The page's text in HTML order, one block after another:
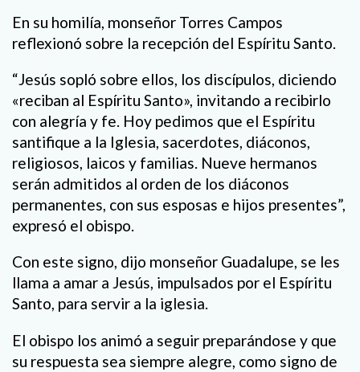
En su homilía, monseñor Torres Campos
reflexionó sobre la recepción del Espíritu Santo.
“Jesús sopló sobre ellos, los discípulos, diciendo
«reciban al Espíritu Santo», invitando a recibirlo
con alegría y fe. Hoy pedimos que el Espíritu
santifique a la Iglesia, sacerdotes, diáconos,
religiosos, laicos y familias. Nueve hermanos
serán admitidos al orden de los diáconos
permanentes, con sus esposas e hijos presentes”,
expresó el obispo.
Con este signo, dijo monseñor Guadalupe, se les
llama a amar a Jesús, impulsados por el Espíritu
Santo, para servir a la iglesia.
El obispo los animó a seguir preparándose y que
su respuesta sea siempre alegre, como signo de